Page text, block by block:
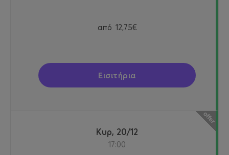
από 12,75€
Εισιτήρια
Κυρ, 20/12
17:00